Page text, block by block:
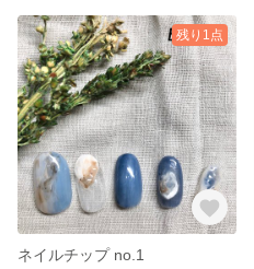
残り1点
ネイルチップ no.1